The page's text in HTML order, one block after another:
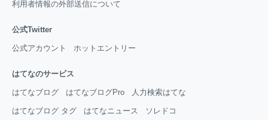
利用者情報の外部送信について
公式Twitter
公式アカウント ホットエントリー
はてなのサービス
はてなブログ はてなブログPro 人力検索はてな
はてなブログ タグ はてなニュース ソレドコ